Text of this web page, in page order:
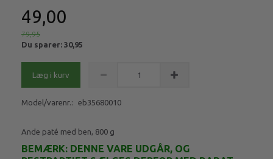
49,00
79,95
Du sparer: 30,95
Læg i kurv
Model/varenr.: eb35680010
Ande paté med ben, 800 g
BEMÆRK: DENNE VARE UDGÅR, OG